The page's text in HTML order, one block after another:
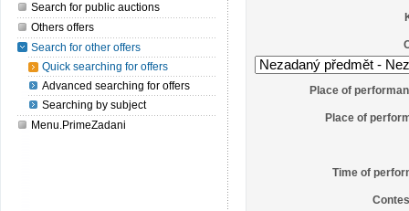
Search for public auctions
Others offers
Search for other offers
Quick searching for offers
Advanced searching for offers
Searching by subject
Menu.PrimeZadani
Place of
Place of
Time of